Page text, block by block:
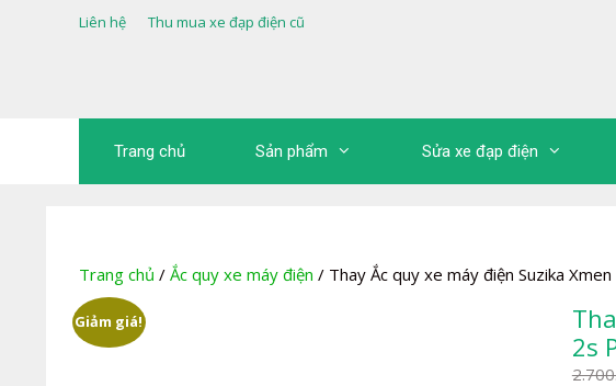
Liên hệ Thu mua xe đạp điện cũ
Trang chủ Sản phẩm Sửa xe đạp điện
Trang chủ / Ắc quy xe máy điện / Thay Ắc quy xe máy điện Suzika
Giảm giá!
2s